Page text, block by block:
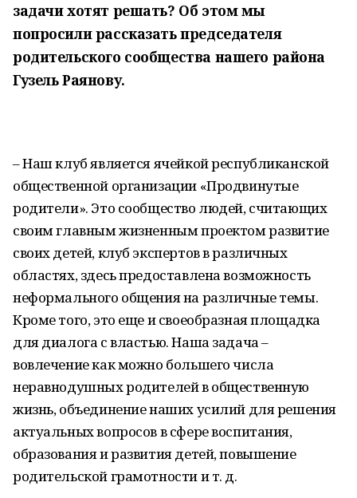
задачи хотят решать? Об этом мы
попросили рассказать председателя
родительского сообщества нашего района
Гузель Раянову.
– Наш клуб является ячейкой республиканской
общественной организации «Продвинутые
родители». Это сообщество людей, считающих
своим главным жизненным проектом развитие
своих детей, клуб экспертов в различных
областях, здесь предоставлена возможность
неформального общения на различные темы.
Кроме того, это еще и своеобразная площадка
для диалога с властью. Наша задача –
вовлечение как можно большего числа
неравнодушных родителей в общественную
жизнь, объединение наших усилий для решения
актуальных вопросов в сфере воспитания,
образования и развития детей, повышение
родительской грамотности и т. д.